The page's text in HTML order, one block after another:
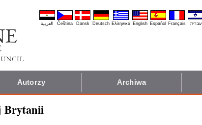
العربية Čeština Dansk Deutsch Ελληνικά English Español Français עברית
Autorzy Archiwa
Brytanii